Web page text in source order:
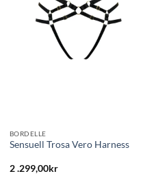
BORDELLE
Sensuell Trosa Vero Harness
2 .299,00kr